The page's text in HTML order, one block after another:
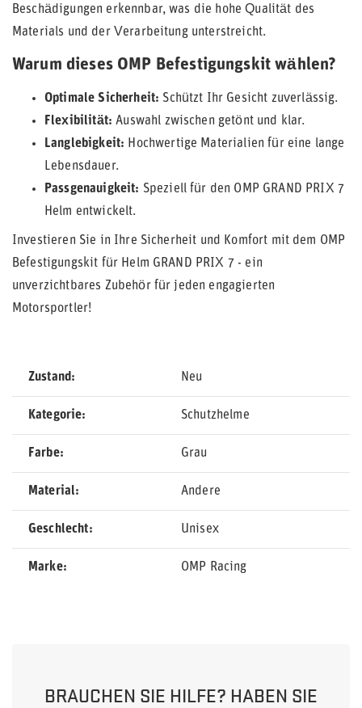
Beschädigungen erkennbar, was die hohe Qualität des
Materials und der Verarbeitung unterstreicht.
Warum dieses OMP Befestigungskit wählen?
Optimale Sicherheit: Schützt Ihr Gesicht zuverlässig.
Flexibilität: Auswahl zwischen getönt und klar.
Langlebigkeit: Hochwertige Materialien für eine lange
Lebensdauer.
Passgenauigkeit: Speziell für den OMP GRAND PRIX 7
Helm entwickelt.
Investieren Sie in Ihre Sicherheit und Komfort mit dem OMP
Befestigungskit für Helm GRAND PRIX 7 - ein
unverzichtbares Zubehör für jeden engagierten
Motorsportler!
Zustand Neu
Kategorie Schutzhelme
Farbe Grau
Material Andere
Geschlecht Unisex
Marke OMP Racing
BRAUCHEN SIE HILFE? HABEN SIE